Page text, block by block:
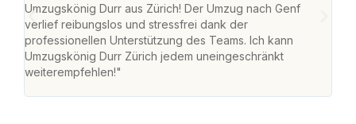
Umzugskönig Durr aus Zürich! Der Umzug nach Genf
verlief reibungslos und stressfrei dank der
professionellen Unterstützung des Teams. Ich kann
Umzugskönig Durr Zürich jedem uneingeschränkt
weiterempfehlen!"